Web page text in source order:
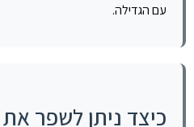
עם הגדילה.
כיצד ניתן לשפר